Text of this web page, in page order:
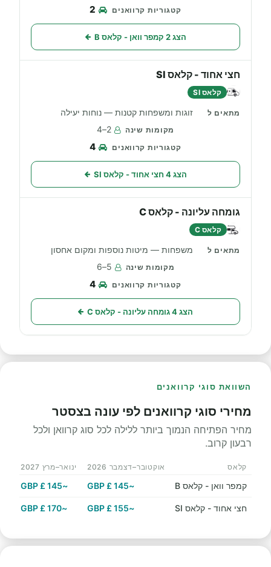
2
הצג 2 קמפר וואן - קלאס B
חצי אחוד - קלאס SI
קלאס SI
זוגות ומשפחות קטנות — נוחות יעילה
2–4
4
הצג 4 חצי אחוד - קלאס SI
גומחה עליונה - קלאס C
קלאס C
משפחות — מיטות נוספות ומקום אחסון
5–6
4
הצג 4 גומחה עליונה - קלאס C
השוואת סוגי קרוואנים
מחירי סוגי קרוואנים לפי עונה בצסטר
מחיר הפתיחה הנמוך ביותר ללילה לכל סוג קרוואן ולכל
רבעון קרוב.
קלאס אוקטובר–דצמבר 2026 ינואר–מרץ 2027
קמפר וואן - קלאס B ~145 £ GBP
~145 £ GBP
חצי אחוד - קלאס SI ~155 £ GBP
~170 £ GBP